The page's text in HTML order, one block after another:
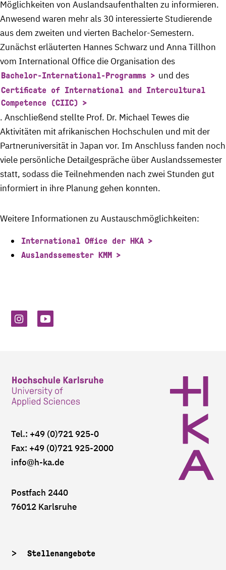
Möglichkeiten von Auslandsaufenthalten zu informieren.
Anwesend waren mehr als 30 interessierte Studierende
aus dem zweiten und vierten Bachelor-Semestern.
Zunächst erläuterten Hannes Schwarz und Anna Tillhon
vom International Office die Organisation des
Bachelor-International-Programms und des
Certificate of International and Intercultural
Competence (CIIC)
. Anschließend stellte Prof. Dr. Michael Tewes die
Aktivitäten mit afrikanischen Hochschulen und mit der
Partneruniversität in Japan vor. Im Anschluss fanden noch
viele persönliche Detailgespräche über Auslandssemester
statt, sodass die Teilnehmenden nach zwei Stunden gut
informiert in ihre Planung gehen konnten.
Weitere Informationen zu Austauschmöglichkeiten:
International Office der HKA
Auslandssemester KMM
Tel.: +49 (0)721 925-0
Fax: +49 (0)721 925-2000
info@h-ka.de
Postfach 2440
76012 Karlsruhe
Stellenangebote